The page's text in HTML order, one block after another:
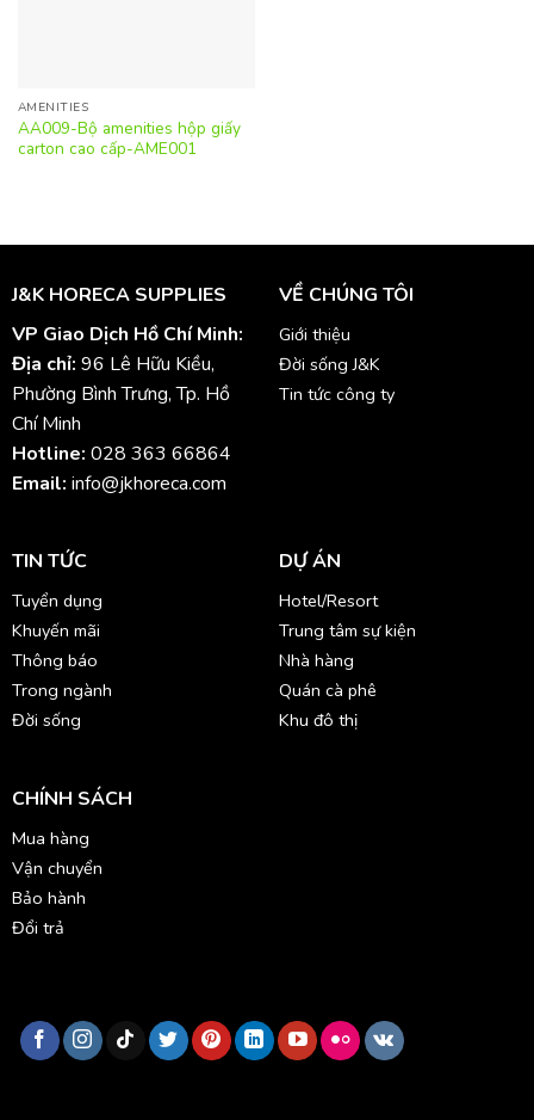
AMENITIES
AA009-Bộ amenities hộp giấy
carton cao cấp-AME001
J&K HORECA SUPPLIES
VP Giao Dịch Hồ Chí Minh:
Địa chỉ: 96 Lê Hữu Kiều,
Phường Bình Trưng, Tp. Hồ
Chí Minh
Hotline: 028 363 66864
Email: info@jkhoreca.com
VỀ CHÚNG TÔI
Giới thiệu
Đời sống J&K
Tin tức công ty
TIN TỨC
Tuyển dụng
Khuyến mãi
Thông báo
Trong ngành
Đời sống
DỰ ÁN
Hotel/Resort
Trung tâm sự kiện
Nhà hàng
Quán cà phê
Khu đô thị
CHÍNH SÁCH
Mua hàng
Vận chuyển
Bảo hành
Đổi trả